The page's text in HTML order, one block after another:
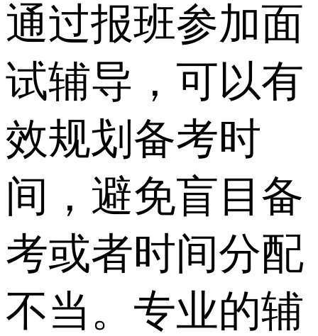
通过报班参加面
试辅导，可以有
效规划备考时
间，避免盲目备
考或者时间分配
不当。专业的辅